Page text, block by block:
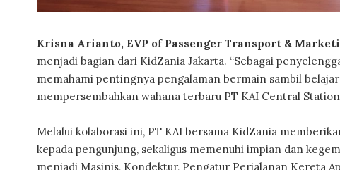
Krisna Arianto, EVP of Passenger Transport &
menjadi bagian dari KidZania Jakarta. “Sebagai
memahami pentingnya pengalaman bermain sambil
mempersembahkan wahana terbaru PT KAI Central
Melalui kolaborasi ini, PT KAI bersama KidZania
kepada pengunjung, sekaligus memenuhi impian dan
menjadi Masinis, Kondektur, Pengatur Perjalanan Kereta